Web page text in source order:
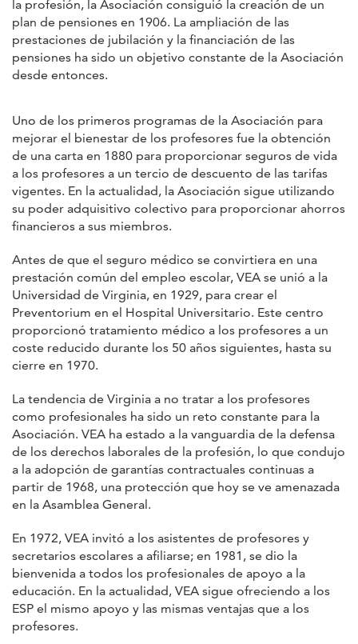
la profesión, la Asociación consiguió la creación de un
plan de pensiones en 1906. La ampliación de las
prestaciones de jubilación y la financiación de las
pensiones ha sido un objetivo constante de la Asociación
desde entonces.
Uno de los primeros programas de la Asociación para
mejorar el bienestar de los profesores fue la obtención
de una carta en 1880 para proporcionar seguros de vida
a los profesores a un tercio de descuento de las tarifas
vigentes. En la actualidad, la Asociación sigue utilizando
su poder adquisitivo colectivo para proporcionar ahorros
financieros a sus miembros.
Antes de que el seguro médico se convirtiera en una
prestación común del empleo escolar, VEA se unió a la
Universidad de Virginia, en 1929, para crear el
Preventorium en el Hospital Universitario. Este centro
proporcionó tratamiento médico a los profesores a un
coste reducido durante los 50 años siguientes, hasta su
cierre en 1970.
La tendencia de Virginia a no tratar a los profesores
como profesionales ha sido un reto constante para la
Asociación. VEA ha estado a la vanguardia de la defensa
de los derechos laborales de la profesión, lo que condujo
a la adopción de garantías contractuales continuas a
partir de 1968, una protección que hoy se ve amenazada
en la Asamblea General.
En 1972, VEA invitó a los asistentes de profesores y
secretarios escolares a afiliarse; en 1981, se dio la
bienvenida a todos los profesionales de apoyo a la
educación. En la actualidad, VEA sigue ofreciendo a los
ESP el mismo apoyo y las mismas ventajas que a los
profesores.